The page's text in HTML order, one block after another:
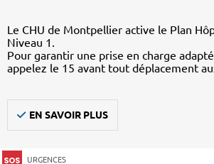
Le CHU de Montpellier active le Plan
Niveau 1.
Pour garantir une prise en charge
appelez le 15 avant tout déplacement
EN SAVOIR PLUS
URGENCES